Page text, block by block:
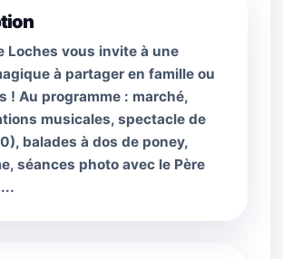
Loches vous invite à une
à partager en famille ou
! Au programme : marché,
musicales, spectacle de
balades à dos de poney,
séances photo avec le Père